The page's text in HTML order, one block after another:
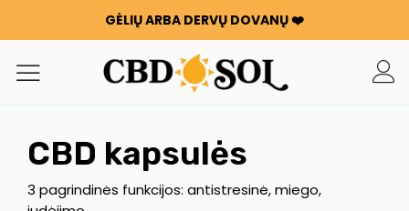
GĖLIŲ ARBA DERVŲ DOVANŲ ❤️
WATERMELON CBD NUO 0,30 €/g 🍉 !
UŽSAKYMAI DVIGUBAI ✨
KIEKVIENĄ KARTĄ, KAI IŠLEIDŽIATE 100 €, GAUNATE 100 G
UŽSAKYMAI DVIGUBAI ✨
KIEKVIENĄ KARTĄ, KAI IŠLEIDŽIATE 100 €, GAUNATE 100 G
GĖLIŲ ARBA DERVŲ DOVANŲ ❤️
CBD kapsulės
3 pagrindinės funkcijos: antistresinė, miego,